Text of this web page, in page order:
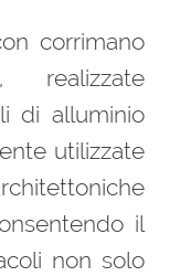
corrimano
di alluminio
utilizzate
il
non solo